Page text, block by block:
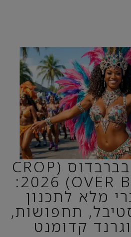
קרופ אובר בברבדוס (CROP
OVER BARBADOS) 2026:
מלא לתכנון
תחפושות,
קדומנט